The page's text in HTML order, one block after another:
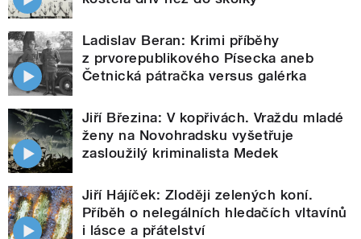
Ladislav Beran: Krimi příběhy
z prvorepublikového Písecka aneb
Četnická pátračka versus galérka
Jiří Březina: V kopřivách. Vraždu mladé
ženy na Novohradsku vyšetřuje
zasloužilý kriminalista Medek
Jiří Hájíček: Zloději zelených koní.
Příběh o nelegálních hledačích vltavínů
i lásce a přátelství